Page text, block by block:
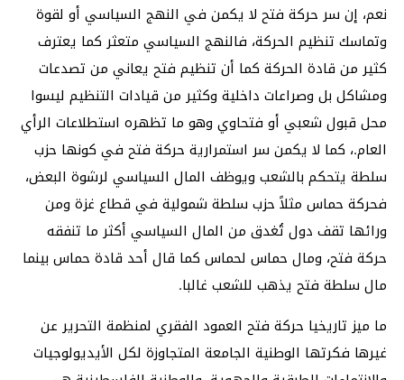
نعم، إن سر حركة فتح لا يكمن في النهج السياسي أو لقوة
وتماسك تنظيم الحركة، فالنهج السياسي متعثر كما يعترف
كثير من قادة الحركة كما أن تنظيم فتح يعاني من تصدعات
ومشاكل بل وصراعات داخلية وكثير من قيادات التنظيم ليسوا
محل قبول شعبي أو فتحاوي وهو ما تظهره استطلاعات الرأي
العام.، كما لا يكمن سر استمرارية حركة فتح في كونها حزب
سلطة يتحكم بالشعب ويوظف المال السياسي لرشوة البعض،
فحركة حماس مثلاً حزب سلطة شمولية في قطاع غزة ومن
ورائها تقف دول تُغدق من المال السياسي أكثر ما تنفقه
حركة فتح، ومال حماس لحماس كما قال أحد قادة حماس بينما
مال سلطة فتح يذهب للشعب غالبا.
ما ميز تاريخيا حركة فتح العمود الفقري لمنظمة التحرير عن
غيرها فكرتها الوطنية الجامعة المتجاوزة لكل الأيديولوجيات